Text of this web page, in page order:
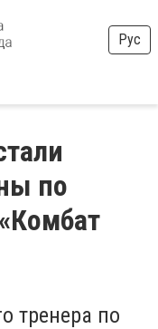
Рус
по
тренера по